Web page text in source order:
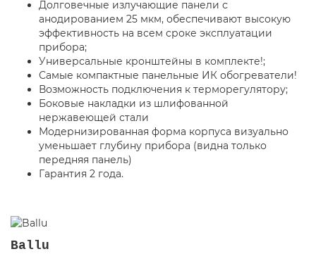
Долговечные излучающие панели с
анодированием 25 мкм, обеспечивают высокую
эффективность на всем сроке эксплуатации
прибора;
Универсальные кронштейны в комплекте!;
Самые компактные панельные ИК обогреватели!
Возможность подключения к терморегулятору;
Боковые накладки из шлифованной
нержавеющей стали
Модернизированная форма корпуса визуально
уменьшает глубину прибора (видна только
передняя панель)
Гарантия 2 года.
Ballu